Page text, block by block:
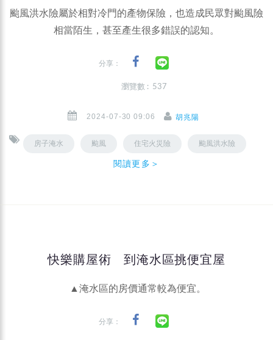
颱風洪水險屬於相對冷門的產物保險，也造成民眾對颱風險
相當陌生，甚至產生很多錯誤的認知。
分享：
瀏覽數 : 537
2024-07-30 09:06 胡兆陽
房子淹水 颱風 住宅火災險 颱風洪水險
閱讀更多＞
快樂購屋術 到淹水區挑便宜屋
▲淹水區的房價通常較為便宜。
分享：